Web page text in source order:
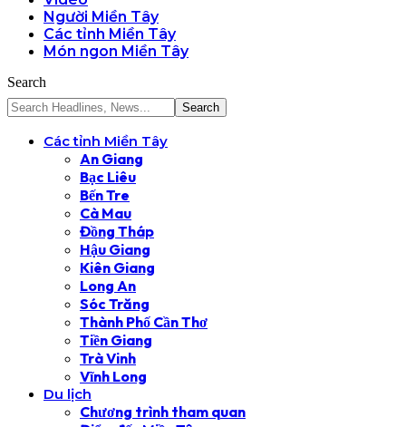
Người Miền Tây
Các tỉnh Miền Tây
Món ngon Miền Tây
Search
Các tỉnh Miền Tây
An Giang
Bạc Liêu
Bến Tre
Cà Mau
Đồng Tháp
Hậu Giang
Kiên Giang
Long An
Sóc Trăng
Thành Phố Cần Thơ
Tiền Giang
Trà Vinh
Vĩnh Long
Du lịch
Chương trình tham quan